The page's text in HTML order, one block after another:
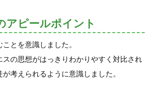
アピールポイント
とを意識しました。
スの思想がはっきりわかりやすく対比され
考えられるように意識しました。